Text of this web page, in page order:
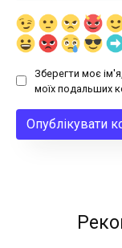
Зберегти моє
моїх подальших